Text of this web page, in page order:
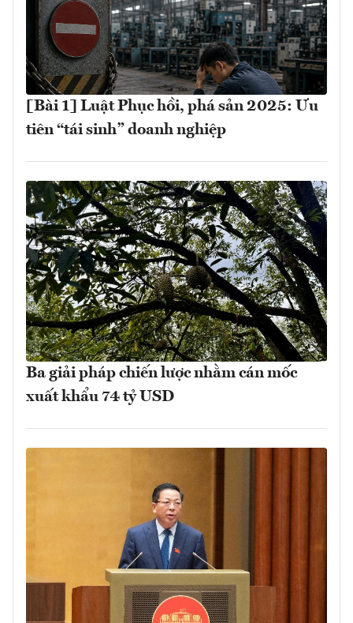
[Bài 1] Luật Phục hồi, phá sản 2025: Ưu
tiên “tái sinh” doanh nghiệp
Ba giải pháp chiến lược nhằm cán mốc
xuất khẩu 74 tỷ USD